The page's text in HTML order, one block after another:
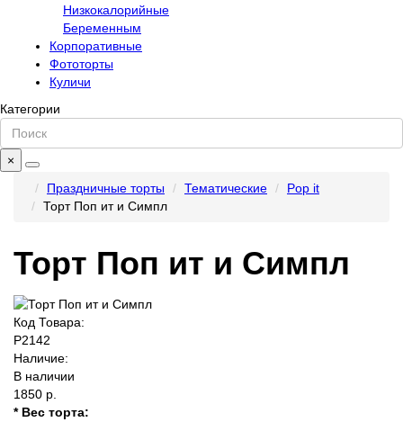
Низкокалорийные
Беременным
Корпоративные
Фототорты
Куличи
Категории
×
Праздничные торты
Тематические
Pop it
Торт Поп ит и Симпл
Торт Поп ит и Симпл
Код Товара:
P2142
Наличие:
В наличии
1850 р.
* Вес торта: